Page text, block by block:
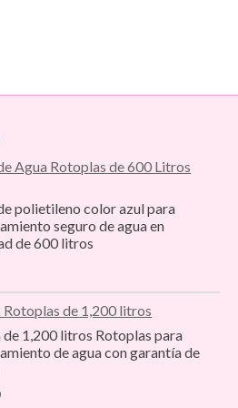
Agua Rotoplas de 600 Litros
polietileno color azul para
seguro de agua en
de 600 litros
Rotoplas de 1,200 litros
de 1,200 litros Rotoplas para
de agua con garantía de